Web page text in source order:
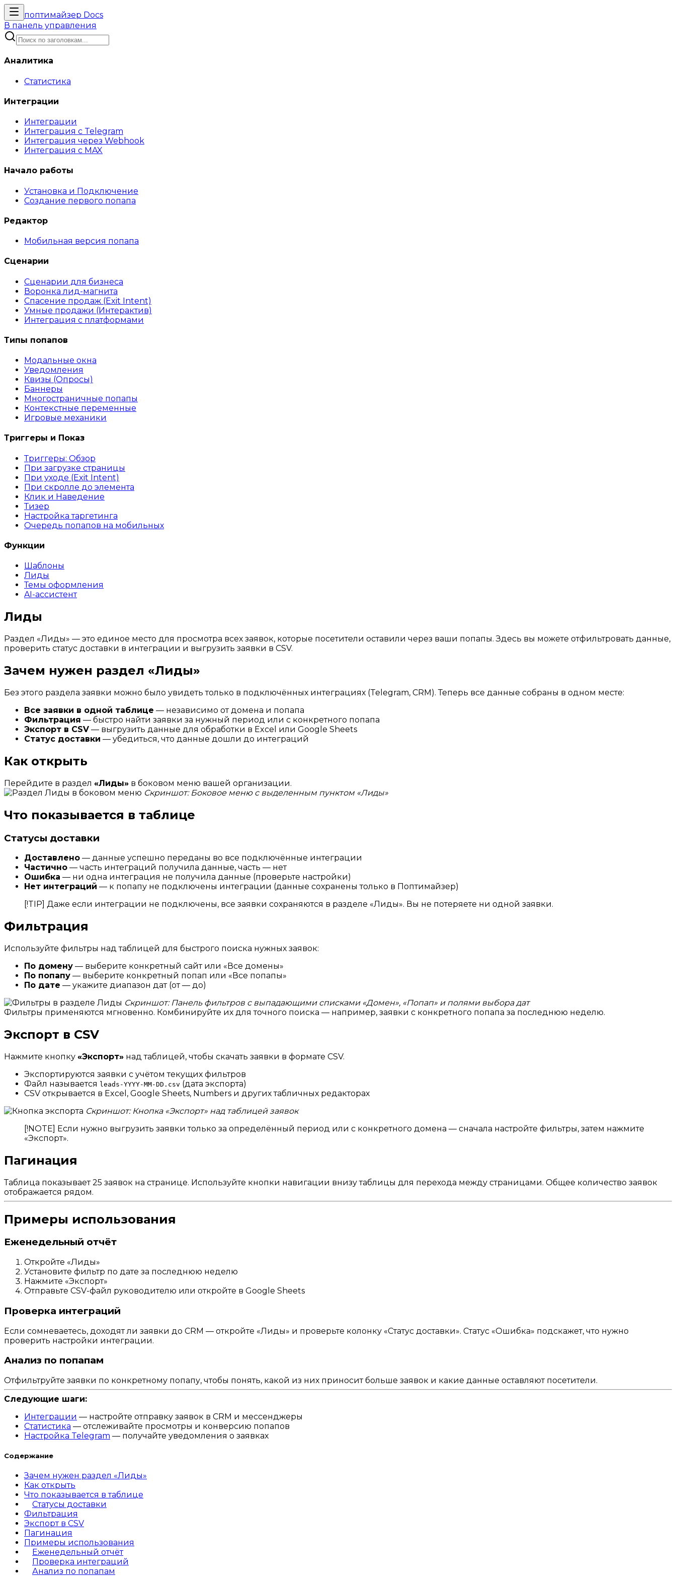
поптимайзер Docs
В панель управления
Аналитика
Статистика
Интеграции
Интеграции
Интеграция с Telegram
Интеграция через Webhook
Интеграция с MAX
Начало работы
Установка и Подключение
Создание первого попапа
Редактор
Мобильная версия попапа
Сценарии
Сценарии для бизнеса
Воронка лид-магнита
Спасение продаж (Exit Intent)
Умные продажи (Интерактив)
Интеграция с платформами
Типы попапов
Модальные окна
Уведомления
Квизы (Опросы)
Баннеры
Многостраничные попапы
Контекстные переменные
Игровые механики
Триггеры и Показ
Триггеры: Обзор
При загрузке страницы
При уходе (Exit Intent)
При скролле до элемента
Клик и Наведение
Тизер
Настройка таргетинга
Очередь попапов на мобильных
Функции
Шаблоны
Лиды
Темы оформления
AI-ассистент
Лиды
Раздел «Лиды» — это единое место для просмотра всех заявок, которые посетители оставили через ваши попапы. Здесь вы можете отфильтровать данные,
проверить статус доставки в интеграции и выгрузить заявки в CSV.
Зачем нужен раздел «Лиды»
Без этого раздела заявки можно было увидеть только в подключённых интеграциях (Telegram, CRM). Теперь все данные собраны в одном месте:
Все заявки в одной таблице — независимо от домена и попапа
Фильтрация — быстро найти заявки за нужный период или с конкретного попапа
Экспорт в CSV — выгрузить данные для обработки в Excel или Google Sheets
Статус доставки — убедиться, что данные дошли до интеграций
Как открыть
Перейдите в раздел «Лиды» в боковом меню вашей организации.
Скриншот: Боковое меню с выделенным пунктом «Лиды»
Что показывается в таблице
Статусы доставки
Доставлено — данные успешно переданы во все подключённые интеграции
Частично — часть интеграций получила данные, часть — нет
Ошибка — ни одна интеграция не получила данные (проверьте настройки)
Нет интеграций — к попапу не подключены интеграции (данные сохранены только в Поптимайзер)
[!TIP] Даже если интеграции не подключены, все заявки сохраняются в разделе «Лиды». Вы не потеряете ни одной заявки.
Фильтрация
Используйте фильтры над таблицей для быстрого поиска нужных заявок:
По домену — выберите конкретный сайт или «Все домены»
По попапу — выберите конкретный попап или «Все попапы»
По дате — укажите диапазон дат (от — до)
Скриншот: Панель фильтров с выпадающими списками «Домен», «Попап» и полями выбора дат
Фильтры применяются мгновенно. Комбинируйте их для точного поиска — например, заявки с конкретного попапа за последнюю неделю.
Экспорт в CSV
Нажмите кнопку «Экспорт» над таблицей, чтобы скачать заявки в формате CSV.
Экспортируются заявки с учётом текущих фильтров
Файл называется leads-YYYY-MM-DD.csv (дата экспорта)
CSV открывается в Excel, Google Sheets, Numbers и других табличных редакторах
Скриншот: Кнопка «Экспорт» над таблицей заявок
[!NOTE] Если нужно выгрузить заявки только за определённый период или с конкретного домена — сначала настройте фильтры, затем нажмите
«Экспорт».
Пагинация
Таблица показывает 25 заявок на странице. Используйте кнопки навигации внизу таблицы для перехода между страницами. Общее количество заявок
отображается рядом.
Примеры использования
Еженедельный отчёт
Откройте «Лиды»
Установите фильтр по дате за последнюю неделю
Нажмите «Экспорт»
Отправьте CSV-файл руководителю или откройте в Google Sheets
Проверка интеграций
Если сомневаетесь, доходят ли заявки до CRM — откройте «Лиды» и проверьте колонку «Статус доставки». Статус «Ошибка» подскажет, что нужно
проверить настройки интеграции.
Анализ по попапам
Отфильтруйте заявки по конкретному попапу, чтобы понять, какой из них приносит больше заявок и какие данные оставляют посетители.
Следующие шаги:
Интеграции — настройте отправку заявок в CRM и мессенджеры
Статистика — отслеживайте просмотры и конверсию попапов
Настройка Telegram — получайте уведомления о заявках
Содержание
Зачем нужен раздел «Лиды»
Как открыть
Что показывается в таблице
Статусы доставки
Фильтрация
Экспорт в CSV
Пагинация
Примеры использования
Еженедельный отчёт
Проверка интеграций
Анализ по попапам